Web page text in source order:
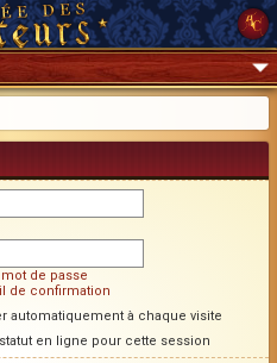
de passe
de confirmation
automatiquement à chaque visite
en ligne pour cette session